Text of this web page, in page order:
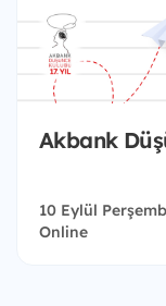
Akbank
10 Eylül
Online